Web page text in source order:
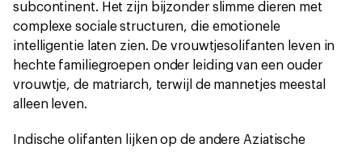
subcontinent. Het zijn bijzonder slimme dieren met
complexe sociale structuren, die emotionele
intelligentie laten zien. De vrouwtjesolifanten leven in
hechte familiegroepen onder leiding van een ouder
vrouwtje, de matriarch, terwijl de mannetjes meestal
alleen leven.
Indische olifanten lijken op de andere Aziatische